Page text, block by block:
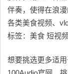
伴奏，使得在浪
各类美食视频、
标签：美食 短视
想要挑选更多适